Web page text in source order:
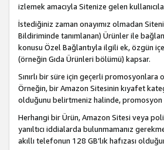
izlemek amacıyla Sitenize gelen
İstediğiniz zaman onayımız olmadan
Bildiriminde tanımlanan) Ürünler ile
konusu Özel Bağlantıyla ilgili ek, özgün
(örneğin Gıda Ürünleri bölümü) kapsar.
Sınırlı bir süre için geçerli
Örneğin, bir Amazon Sitesinin kıyafet
olduğunu belirtmeniz halinde, promosyon
Herhangi bir Ürün, Amazon Sitesi veya
yanıltıcı iddialarda bulunmamanız
akıllı telefonun 128 GB’lık hafızası